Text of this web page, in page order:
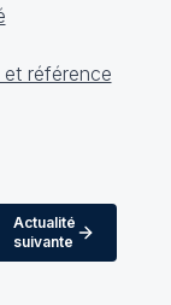
référence
Actualité
suivante